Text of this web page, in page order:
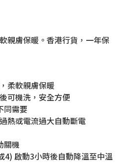
親膚保暖。香港行貨，一年保
柔軟親膚保暖
可機洗，安全方便
同需要
熱或電流過大自動斷電
關機
4) 啟動3小時後自動降溫至中溫